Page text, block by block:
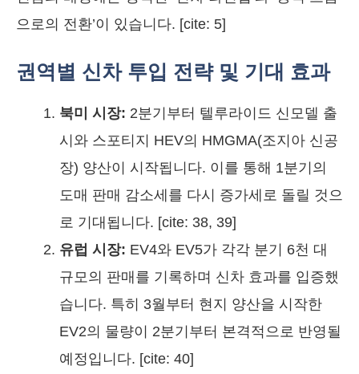
으로의 전환’이 있습니다. [cite: 5]
권역별 신차 투입 전략 및 기대 효과
북미 시장: 2분기부터 텔루라이드 신모델 출
시와 스포티지 HEV의 HMGMA(조지아 신공
장) 양산이 시작됩니다. 이를 통해 1분기의
도매 판매 감소세를 다시 증가세로 돌릴 것으
로 기대됩니다. [cite: 38, 39]
유럽 시장: EV4와 EV5가 각각 분기 6천 대
규모의 판매를 기록하며 신차 효과를 입증했
습니다. 특히 3월부터 현지 양산을 시작한
EV2의 물량이 2분기부터 본격적으로 반영될
예정입니다. [cite: 40]